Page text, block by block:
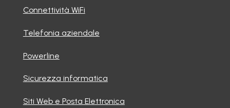
Connettività WiFi
Telefonia aziendale
Powerline
Sicurezza informatica
Siti Web e Posta Elettronica